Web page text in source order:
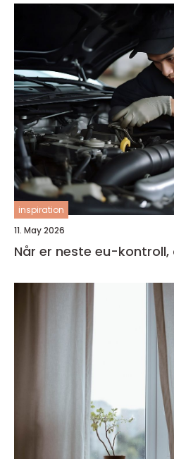
inspiration
11. May 2026
Når er neste eu-